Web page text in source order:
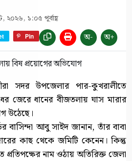
২০২৬, ১:০৫ পূর্বাহ্ণ
Pin অ- অ+
সদর উপজেলার পার-কুখরালীতে
জেরে ধানের বীজতলায় ঘাস মারার
উঠেছে।
বাসিন্দা আবু সাইদ জানান, তাঁর বাবা
কাছ থেকে জমিটি কেনেন। কিন্তু
নাম ওঠায় অতিরিক্ত জেলা